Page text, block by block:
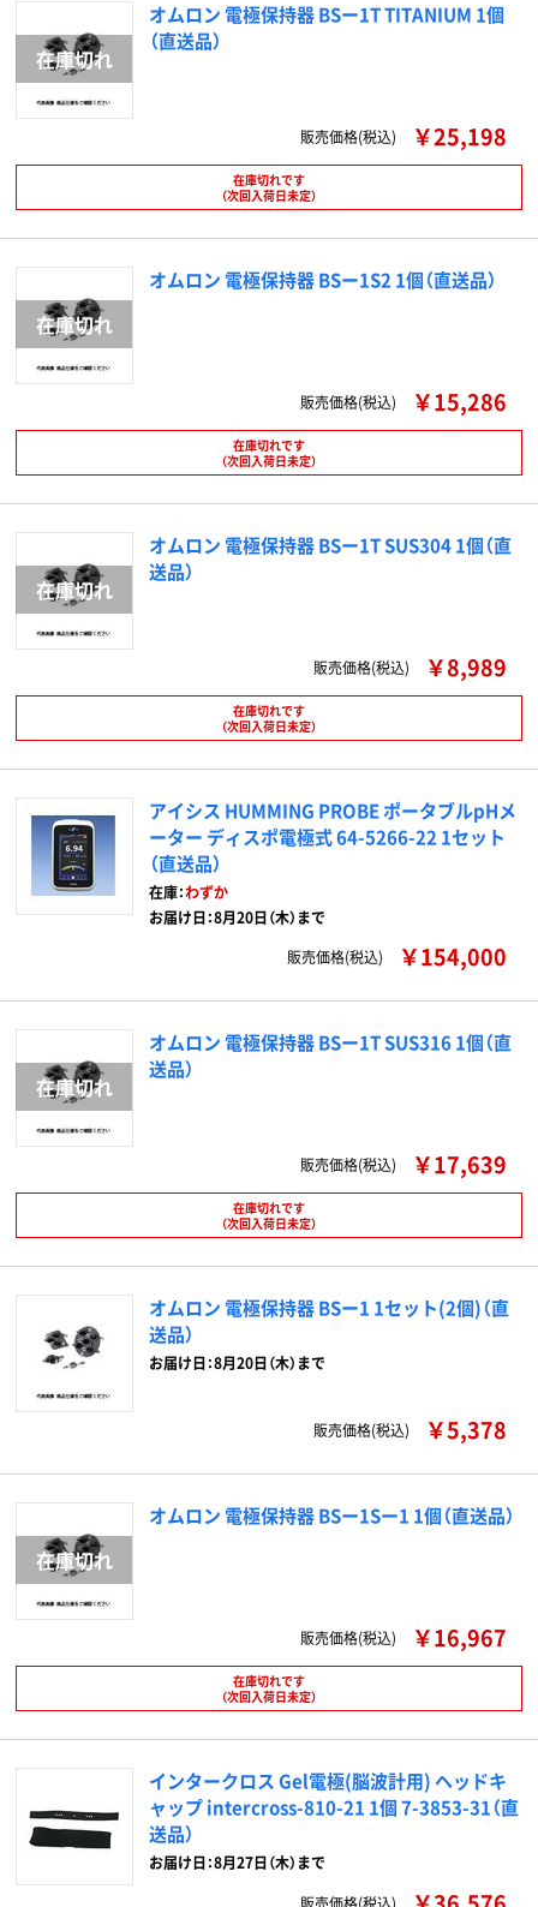
オムロン 電極保持器 BSー1T TITANIUM 1個
（直送品）
販売価格(税込) ￥25,198
在庫切れです
（次回入荷日未定）
オムロン 電極保持器 BSー1S2 1個（直送品）
販売価格(税込) ￥15,286
在庫切れです
（次回入荷日未定）
オムロン 電極保持器 BSー1T SUS304 1個（直
送品）
販売価格(税込) ￥8,989
在庫切れです
（次回入荷日未定）
アイシス HUMMING PROBE ポータブルpHメ
ーター ディスポ電極式 64-5266-22 1セット
（直送品）
在庫：わずか
お届け日：8月20日（木）まで
販売価格(税込)
￥154,000
オムロン 電極保持器 BSー1T SUS316 1個（直
送品）
販売価格(税込) ￥17,639
在庫切れです
（次回入荷日未定）
オムロン 電極保持器 BSー1 1セット(2個)（直
送品）
お届け日：8月20日（木）まで
販売価格(税込) ￥5,378
オムロン 電極保持器 BSー1Sー1 1個（直送品）
販売価格(税込) ￥16,967
在庫切れです
（次回入荷日未定）
インタークロス Gel電極(脳波計用) ヘッドキ
ャップ intercross-810-21 1個 7-3853-31（直
送品）
お届け日：8月27日（木）まで
販売価格(税込)